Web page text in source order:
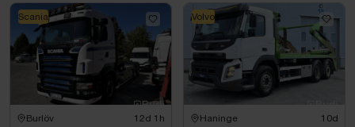
Sista axel medstyrande
Plogutrustad
Extraljus
Extra högt monterade bakljus
Burlöv 12d 1h
Scania
Haninge 10d
Volvo